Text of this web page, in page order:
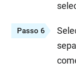
Passo 6